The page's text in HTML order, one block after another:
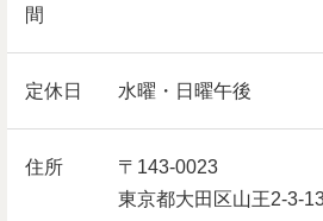
間
定休日 水曜・日曜午後
住所
〒143-0023
東京都大田区山王2-3-